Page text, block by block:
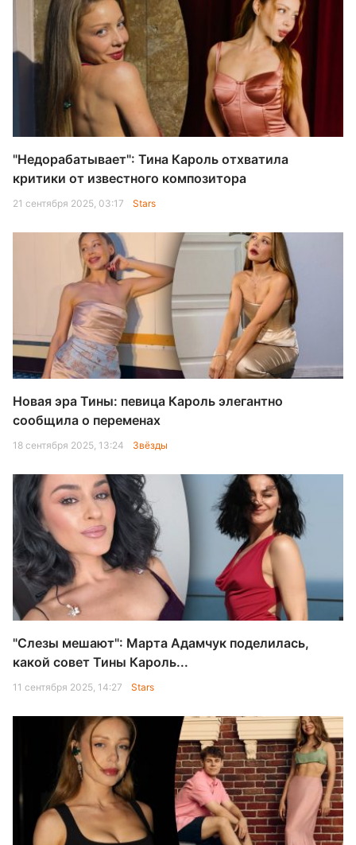
"Недорабатывает": Тина Кароль отхватила
критики от известного композитора
21 сентября 2025, 03:17 Stars
Новая эра Тины: певица Кароль элегантно
сообщила о переменах
18 сентября 2025, 13:24 Звёзды
"Слезы мешают": Марта Адамчук поделилась,
какой совет Тины Кароль...
11 сентября 2025, 14:27 Stars